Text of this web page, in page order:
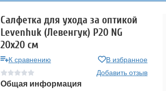
Салфетка для ухода за оптикой
Levenhuk (Левенгук) P20 NG
20x20 см
К сравнению
В избранное
Добавить отзыв
Общая информация